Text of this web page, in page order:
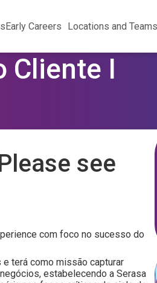
Early Careers Locations and Teams
Cliente I
see
com foco no sucesso do
terá como missão capturar
estabelecendo a Serasa